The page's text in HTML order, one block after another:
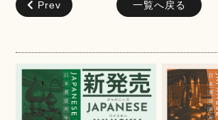
Prev 一覧へ戻る